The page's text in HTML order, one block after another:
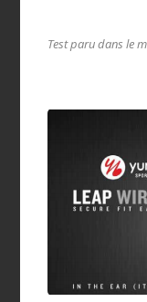
Test paru dans le